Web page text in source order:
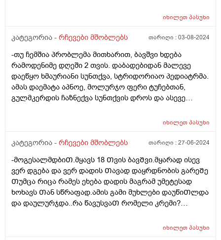
იხილეთპასუხი
კატეგორია - რჩევები მშობლებს თარიღი :03-08-2024
-თუ ჩემშია პრობლემა მითხარით, ბავშვი ხდება
რამოდენიმე დღეში 2 თვის. დაბადებიდან მალევე
დაეწყო ხმაურიანი სუნთქვა, სტრიდორიაო პედიატრმა.
ამას დაემატა აპნოე, მოლურჯო ფერი ტუჩებთან,
გულმკერდის ჩაზნექვა სუნთქვის დროს და ასევე
სიცილკისკისით გამომიშვა, ეს არაფერია, გაუვლის,
კარგად მიეწოდება ტვინს, ახლა გულის ექოსკოპიაზე
გუგლში ვკითხულობ რომ ბავშვი გადაუდებელ
დახმარებას საჭიროებს თუ სუნთქვის დროს
გულმკერდი ეზნიქება ასევე ყელთან და თუ აქვს
აპნოეო და რაღა ვქნა არ ვიცი, ისევ მივიყვანო ვინმე
სხვასთან? ანუ თითქოს როგორც კი გაიგებენ
სტრიდორი ხომ ნიშნავს იმას რომ ბავშვს ან
იხილეთპასუხი
კატეგორია - რჩევები მშობლებს თარიღი :27-06-2024
-მოგესალმდბიᲗ.მყავს 18 Თვის ბავᲨვი.მყარად ისევ
ვერ დგება და ვერ დადის Თავად დაყრდნობის გარეᲨე
Თუმცა რიცა რამეს ეხება დადის მაგრამ უმეტესად
ხოხავს Თან სწრაფად.ამის გამი მუხლები დაუწიᲗლდა
და დაულურჯდა..რა წავუსვაᲗ რომელი კრემი?
იხილეთპასუხი